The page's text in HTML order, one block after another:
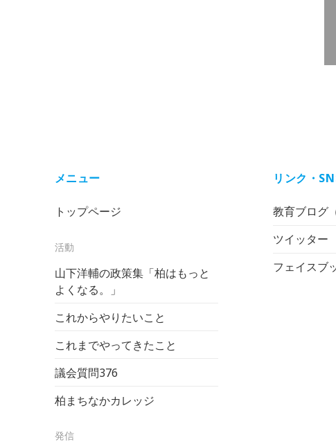
メニュー
トップページ
活動
山下洋輔の政策集「柏はもっと
よくなる。」
これからやりたいこと
これまでやってきたこと
議会質問376
柏まちなかカレッジ
発信
リンク・
教育ブログ
ツイッター
フェイスブ